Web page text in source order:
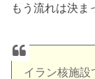
もう流れは決ま
イラン核施